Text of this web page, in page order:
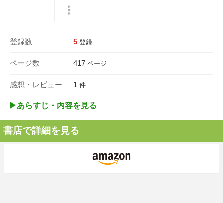
登録数 5 登録
ページ数 417 ページ
感想・レビュー 1 件
▶︎あらすじ・内容を見る
書店で詳細を見る